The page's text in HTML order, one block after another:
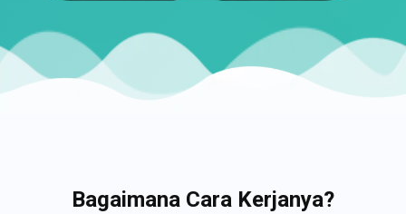
Bagaimana Cara Kerjanya?